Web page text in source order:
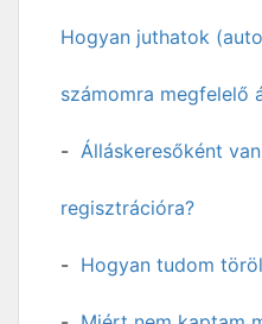
Hogyan juthatok
számomra megfelelő
Álláskeresőként
regisztrációra?
Hogyan tudom